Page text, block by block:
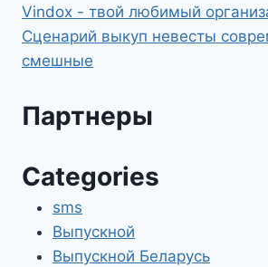
Vindox - твой любимый
Сценарий выкуп невесты
смешные
Партнеры
Categories
sms
Выпускной
Выпускной Беларусь